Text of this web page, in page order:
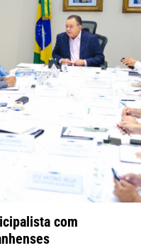
com